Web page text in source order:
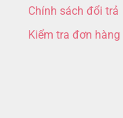
Chính sách đổi trả
Kiểm tra đơn hàng